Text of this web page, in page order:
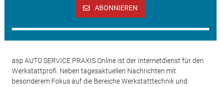
ABONNIEREN
asp AUTO SERVICE PRAXIS Online ist der Internetdienst für den
Werkstattprofi. Neben tagesaktuellen Nachrichten mit
besonderem Fokus auf die Bereiche Werkstatttechnik und